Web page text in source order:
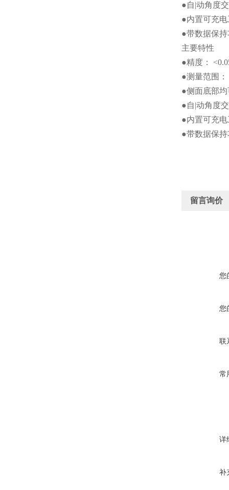
●自|动角度
●内置可充
●带数据保
主要特性
●精度：
●测量范围：
●侧面底部
●自|动角度
●内置可充
●带数据保
留言询价
您
您
联
常
详
补